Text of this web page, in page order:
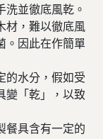
洗並徹底風乾。
材，難以徹底風
。因此在作簡單
的水分，假如受
變「乾」，以致
餐具含有一定的